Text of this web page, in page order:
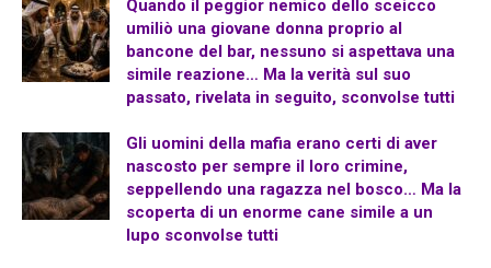
Quando il peggior nemico dello sceicco
umiliò una giovane donna proprio al
bancone del bar, nessuno si aspettava una
simile reazione… Ma la verità sul suo
passato, rivelata in seguito, sconvolse tutti
Gli uomini della mafia erano certi di aver
nascosto per sempre il loro crimine,
seppellendo una ragazza nel bosco… Ma la
scoperta di un enorme cane simile a un
lupo sconvolse tutti